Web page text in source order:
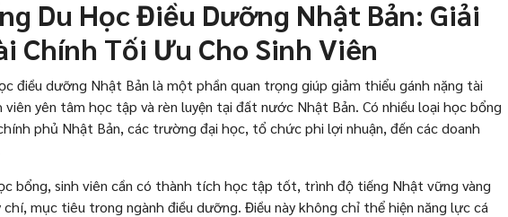
Du Học Điều Dưỡng Nhật Bản: Giải
Chính Tối Ưu Cho Sinh Viên
điều dưỡng Nhật Bản là một phần quan trọng giúp giảm thiểu gánh nặng tài
viên yên tâm học tập và rèn luyện tại đất nước Nhật Bản. Có nhiều loại học bổng
phủ Nhật Bản, các trường đại học, tổ chức phi lợi nhuận, đến các doanh
bổng, sinh viên cần có thành tích học tập tốt, trình độ tiếng Nhật vững vàng
chí, mục tiêu trong ngành điều dưỡng. Điều này không chỉ thể hiện năng lực cá